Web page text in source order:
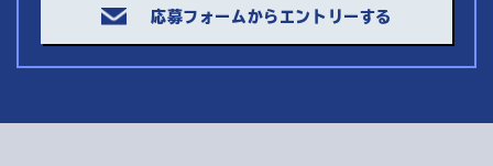
応募フォームからエントリーする